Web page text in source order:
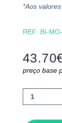
*Aos
REF: BI-
43.70
preço base
Quantidade
de
Smartfolder